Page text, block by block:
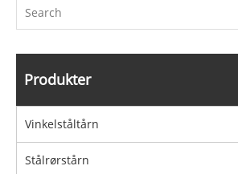
Produkter
Vinkelståltårn
Stålrørstårn